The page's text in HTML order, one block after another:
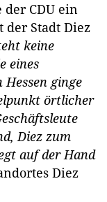
CDU ein
Stadt Diez
keine
eines
Hessen ginge
örtlicher
Diez zum
auf der Hand
Diez